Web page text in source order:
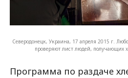
Северодонецк, Украина, 17 апреля 2015 г.
проверяют лист людей, получающих
Программа по раздаче